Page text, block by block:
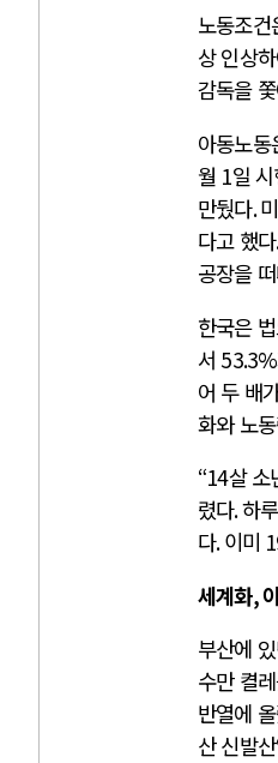
노동조건
상 인상
감독을
아동노동
월 1일
만뒀다.
다고 했다
공장을
한국은
서 53.3%
어 두 배
화와 노
“14살 소
렸다.하루
다.이미
세계화,
부산에
수만 켤
반열에
산 신발